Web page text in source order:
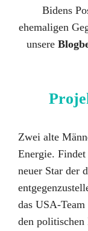
Bidens
ehemaligen
unsere
Zwei alte
Energie.
neuer Star der
das USA-
den